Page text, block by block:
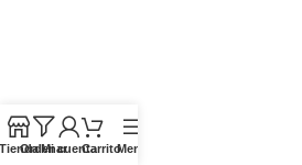
Ordenar
Mi cuentaCarritoMenú